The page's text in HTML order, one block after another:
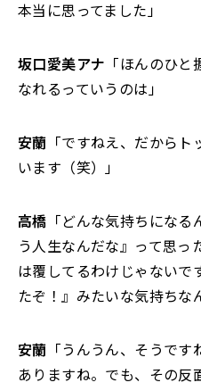
本当に思ってました」
坂口愛美アナ 「ほんのひ
なれるっていうのは」
安蘭 「ですねえ、だから
います（笑）」
高橋 「どんな気持ちにな
う人生なんだな』って思っ
は覆してるわけじゃないで
たぞ！』みたいな気持ちな
安蘭 「うんうん、そうで
ありますね。でも、その反